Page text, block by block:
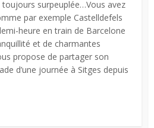
surpeuplée…Vous avez
par exemple Castelldefels
heure en train de Barcelone
et de charmantes
propose de partager son
d’une journée à Sitges depuis